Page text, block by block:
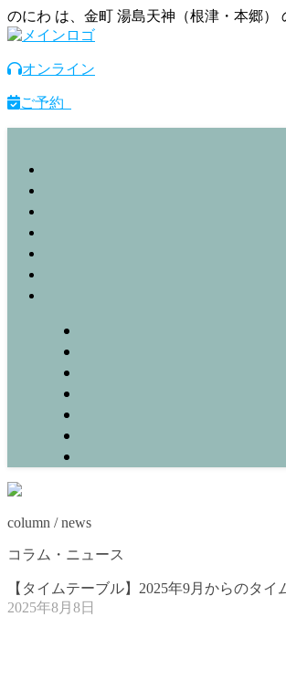
のにわ は、金町 湯島天神（根津・本郷
オンライン
ご予約
column / news
コラム・ニュース
【タイムテーブル】2025年9月からのタイ
2025年8月8日